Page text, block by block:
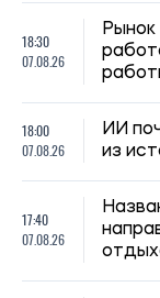
18:30
07.08.26
Рынок
18:00
07.08.26
ИИ
из
17:40
07.08.26